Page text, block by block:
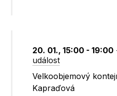
20. 01., 15:00 - 19:00
událost
Velkoobjemový
Kapraďová